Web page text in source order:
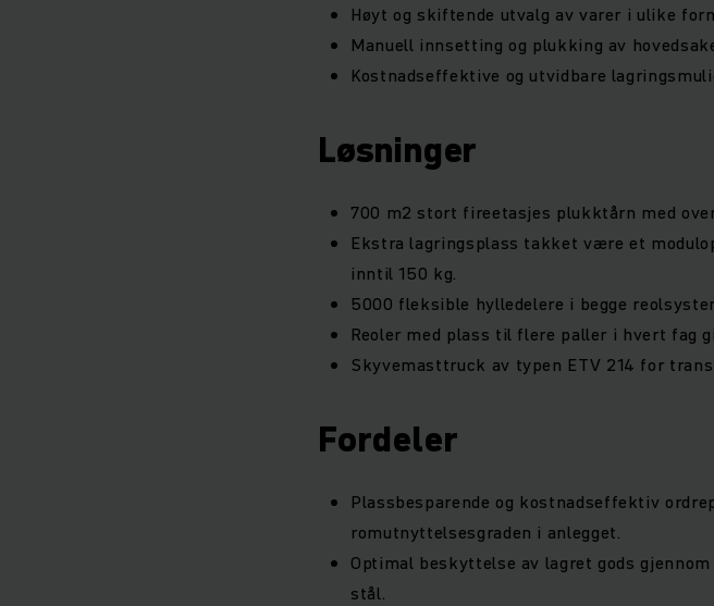
Høyt og skiftende utvalg av varer i ulike
Manuell innsetting og plukking av
Kostnadseffektive og utvidbare
Løsninger
700 m2 stort fireetasjes plukktårn med
Ekstra lagringsplass takket være et
inntil 150 kg.
5000 fleksible hylledelere i begge
Reoler med plass til flere paller i hvert fag
Skyvemasttruck av typen ETV 214 for
Fordeler
Plassbesparende og kostnadseffektiv
romutnyttelsesgraden i anlegget.
Optimal beskyttelse av lagret gods
stål.